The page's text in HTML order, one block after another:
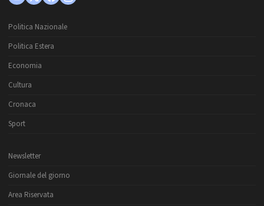
Politica Nazionale
Politica Estera
Economia
Cultura
Cronaca
Sport
Newsletter
Giornale del giorno
Area Riservata